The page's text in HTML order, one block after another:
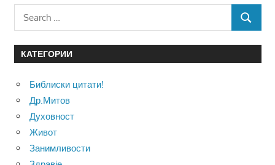
Search
for:
SEARCH
КАТЕГОРИИ
Библиски цитати!
Др.Митов
Духовност
Живот
Занимливости